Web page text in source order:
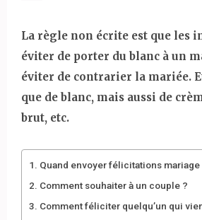
La règle non écrite est que les
éviter de porter du blanc à un
éviter de contrarier la mariée.
que de blanc, mais aussi de
brut, etc.
Quand envoyer félicitations mariage
Comment souhaiter à un couple ?
Comment féliciter quelqu’un qui